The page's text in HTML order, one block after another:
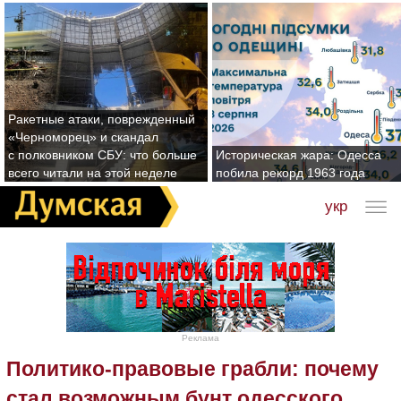
Ракетные атаки, поврежденный
«Черноморец» и скандал
с полковником СБУ: что больше
всего читали на этой неделе
Историческая жара: Одесса
побила рекорд 1963 года
укр
Реклама
Политико-правовые грабли: почему